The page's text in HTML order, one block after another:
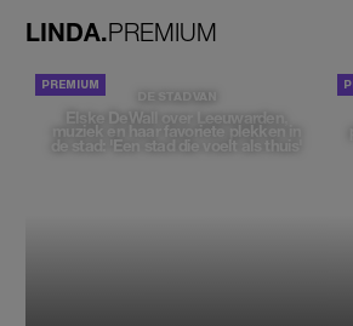
LINDA.PREMIUM
DE STAD VAN
Elske DeWall over Leeuwarden,
muziek en haar favoriete plekken in
de stad: 'Een stad die voelt als thuis'